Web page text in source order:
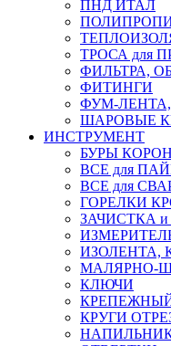
ПНД ИТАЛ
ТРОСА для
ФИЛЬТРА,
ФИТИНГИ
ФУМ-
ШАРОВЫЕ
ИНСТРУМЕНТ
БУРЫ
ВСЕ для
ВСЕ для
ГОРЕЛКИ
ЗАЧИСТКА
ИЗОЛЕНТА,
МАЛЯРНО-
КЛЮЧИ
КРУГИ